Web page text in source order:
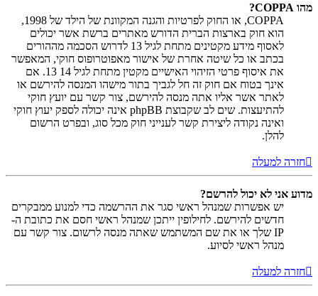
מהו COPPA?
COPPA, או החוק לפרטיות והגנה המקוונת של הילד של 1998,
הוא חוק בארצות הברית הדורש מאתרים ברשת אשר יכולים
לאסוף מידע מקטינים מתחת לגיל 13 לדרוש הסכמה מההורים
בכתב או כל שיטה אחרת של אישור מאפוטרופוס חוקי, המאפשר
את איסוף פרטי הזיהוי האישיים מקטין מתחת לגיל 14 13. אם
אינך בטוח אם חוק זה חל לגביך בתור מישהו המנסה להירשם או
לאתר אשר אליו אתה מנסה להירשם, צור קשר עם יועץ חוקי
להתיעצות. שים לב שקבוצת phpBB אינה יכולה לספק יעוץ חוקי
ואינה נקודה ליצירת קשר לענייני חוק מכל סוג, ובפרט הרשום
להלן.
חזרה למעלה
מדוע אני לא יכול להרשם?
יש אפשרות שמנהל ראשי סגר את ההרשמה כדי למנוע ממבקרים
חדשים להירשם. לחילופין ייתכן שמנהל ראשי חסם את כתובת ה-
IP שלך או את שם המשתמש שאתה מנסה לרשום. צור קשר עם
מנהל ראשי לסיוע.
חזרה למעלה